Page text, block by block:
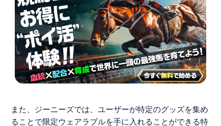
また、ジーニーズでは、ユーザーが特定のグッズを集め
ることで限定ウェアラブルを手に入れることができる特